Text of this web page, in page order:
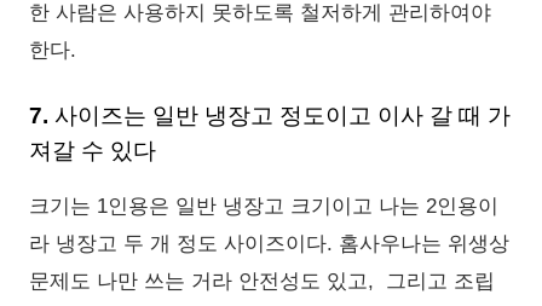
한 사람은 사용하지 못하도록 철저하게 관리하여야
한다.
7. 사이즈는 일반 냉장고 정도이고 이사 갈 때 가
져갈 수 있다
크기는 1인용은 일반 냉장고 크기이고 나는 2인용이
라 냉장고 두 개 정도 사이즈이다. 홈사우나는 위생상
문제도 나만 쓰는 거라 안전성도 있고, 그리고 조립